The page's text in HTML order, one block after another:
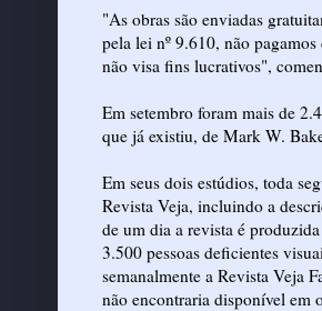
"As obras são enviadas
pela lei nº 9.610, não
não visa fins lucrativos",
Em setembro foram mais de
que já existiu, de Mark W.
Em seus dois estúdios, toda
Revista Veja, incluindo a
de um dia a revista é
3.500 pessoas deficientes
semanalmente a Revista Veja
não encontraria disponível em